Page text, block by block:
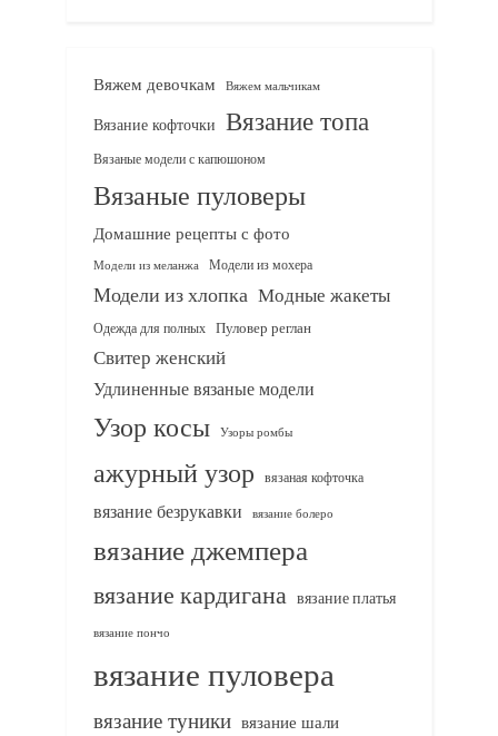
Вяжем девочкам Вяжем мальчикам
Вязание кофточки Вязание топа
Вязаные модели с капюшоном
Вязаные пуловеры
Домашние рецепты с фото
Модели из меланжа Модели из мохера
Модели из хлопка Модные жакеты
Одежда для полных Пуловер реглан
Свитер женский
Удлиненные вязаные модели
Узор косы Узоры ромбы
ажурный узор вязаная кофточка
вязание безрукавки вязание болеро
вязание джемпера
вязание кардигана вязание платья
вязание пончо
вязание пуловера
вязание туники вязание шали